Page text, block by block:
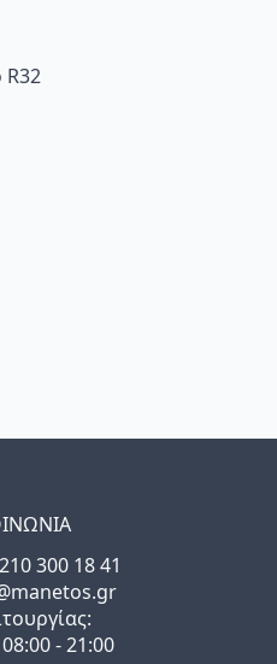
R32
300 18 41
- 21:00